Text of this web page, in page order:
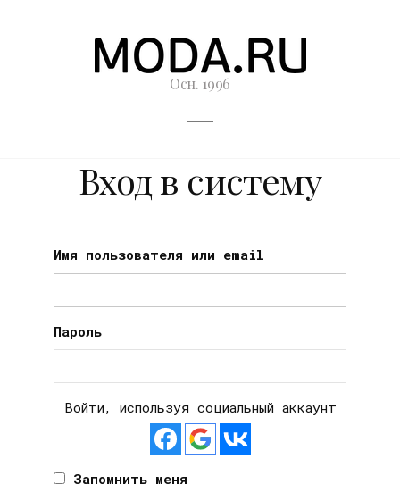
Осн. 1996
Вход в систему
Имя пользователя или email
Пароль
Войти, используя социальный аккаунт
Запомнить меня